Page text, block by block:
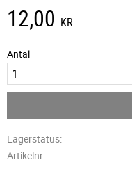
12,00 KR
Antal
Lagerstatus
Artikelnr